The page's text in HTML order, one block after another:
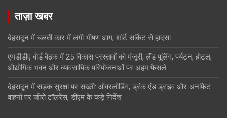
ताज़ा खबर
देहरादून में चलती कार में लगी भीषण आग, शॉर्ट सर्किट से हादसा
एमडीडीए बोर्ड बैठक में 25 विकास प्रस्तावों को मंजूरी, लैंड पूलिंग, पर्यटन, होटल,
औद्योगिक भवन और व्यावसायिक परियोजनाओं पर अहम फैसले
देहरादून में सड़क सुरक्षा पर सख्ती: ओवरलोडिंग, ड्रंक एंड ड्राइव और अनफिट
वाहनों पर जीरो टॉलरेंस, डीएम के कड़े निर्देश